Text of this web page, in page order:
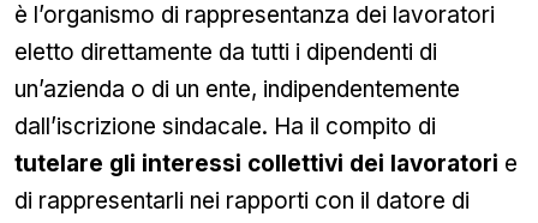
è l’organismo di rappresentanza dei lavoratori
eletto direttamente da tutti i dipendenti di
un’azienda o di un ente, indipendentemente
dall’iscrizione sindacale. Ha il compito di
tutelare gli interessi collettivi dei lavoratori e
di rappresentarli nei rapporti con il datore di